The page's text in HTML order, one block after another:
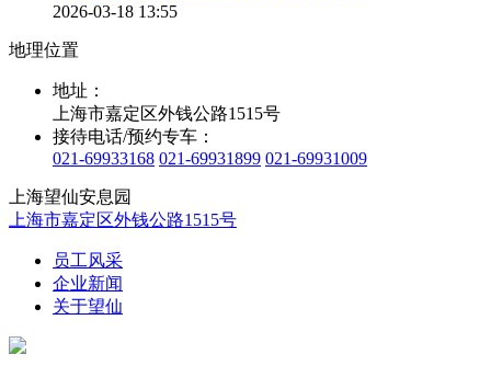
2026-03-18 13:55
地理位置
地址：
上海市嘉定区外钱公路1515号
接待电话/预约专车：
021-69933168 021-69931899 021-69931009
上海望仙安息园
上海市嘉定区外钱公路1515号
员工风采
企业新闻
关于望仙